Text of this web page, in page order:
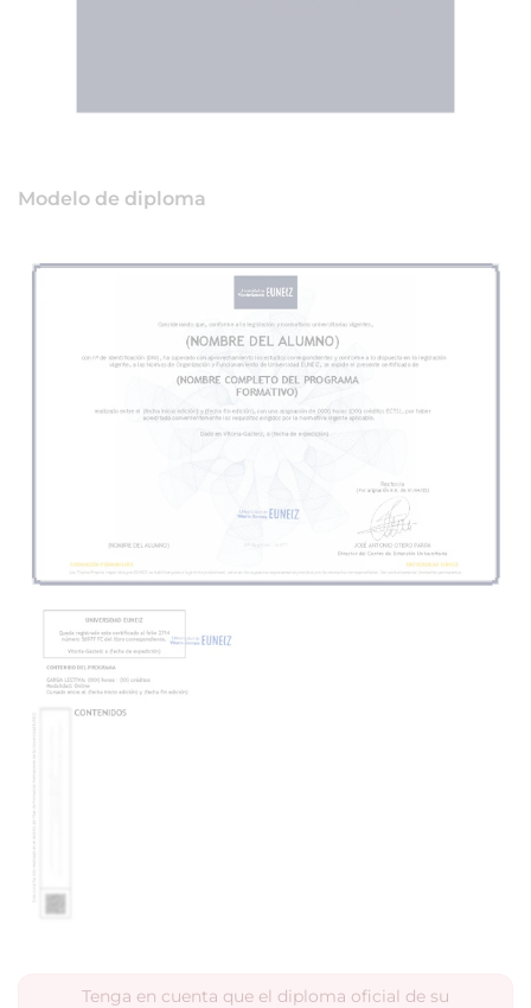
Modelo de diploma
Tenga en cuenta que el diploma oficial de su